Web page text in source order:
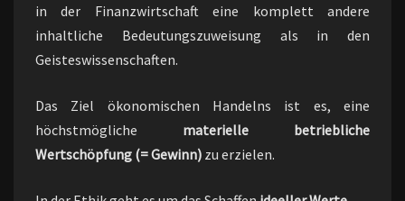
in der Finanzwirtschaft eine komplett andere
inhaltliche Bedeutungszuweisung als in den
Geisteswissenschaften.
Das Ziel ökonomischen Handelns ist es, eine
höchstmögliche materielle betriebliche
Wertschöpfung (= Gewinn) zu erzielen.